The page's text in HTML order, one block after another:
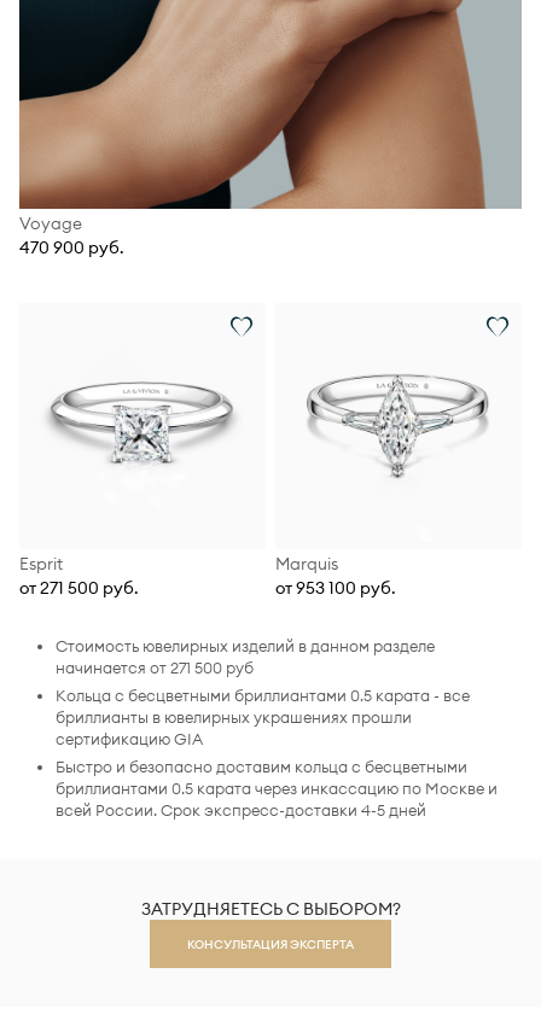
Voyage
470 900 руб.
Esprit
от 271 500 руб.
Marquis
от 953 100 руб.
Стоимость ювелирных изделий в данном разделе
начинается от 271 500 руб
Кольца с бесцветными бриллиантами 0.5 карата - все
бриллианты в ювелирных украшениях прошли
сертификацию GIA
Быстро и безопасно доставим кольца с бесцветными
бриллиантами 0.5 карата через инкассацию по Москве и
всей России. Срок экспресс-доставки 4-5 дней
ЗАТРУДНЯЕТЕСЬ С ВЫБОРОМ?
КОНСУЛЬТАЦИЯ ЭКСПЕРТА